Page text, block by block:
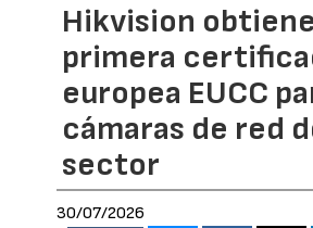
Hikvision
primera
europea EUCC
cámaras de red
sector
30/07/2026